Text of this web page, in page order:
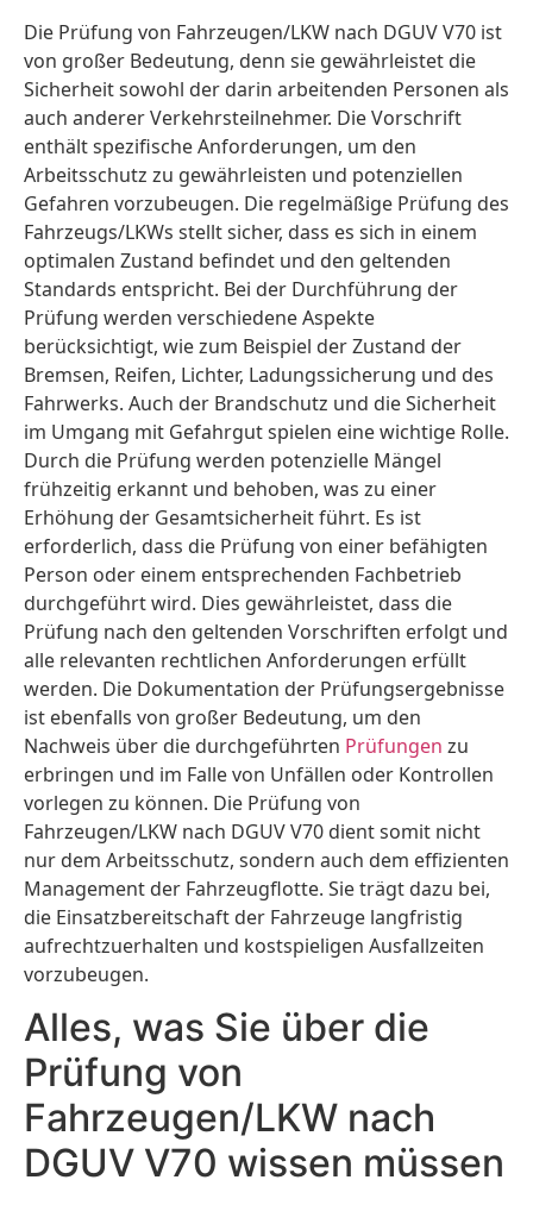
Die Prüfung von Fahrzeugen/LKW nach DGUV V70 ist
von großer Bedeutung, denn sie gewährleistet die
Sicherheit sowohl der darin arbeitenden Personen als
auch anderer Verkehrsteilnehmer. Die Vorschrift
enthält spezifische Anforderungen, um den
Arbeitsschutz zu gewährleisten und potenziellen
Gefahren vorzubeugen. Die regelmäßige Prüfung des
Fahrzeugs/LKWs stellt sicher, dass es sich in einem
optimalen Zustand befindet und den geltenden
Standards entspricht. Bei der Durchführung der
Prüfung werden verschiedene Aspekte
berücksichtigt, wie zum Beispiel der Zustand der
Bremsen, Reifen, Lichter, Ladungssicherung und des
Fahrwerks. Auch der Brandschutz und die Sicherheit
im Umgang mit Gefahrgut spielen eine wichtige Rolle.
Durch die Prüfung werden potenzielle Mängel
frühzeitig erkannt und behoben, was zu einer
Erhöhung der Gesamtsicherheit führt. Es ist
erforderlich, dass die Prüfung von einer befähigten
Person oder einem entsprechenden Fachbetrieb
durchgeführt wird. Dies gewährleistet, dass die
Prüfung nach den geltenden Vorschriften erfolgt und
alle relevanten rechtlichen Anforderungen erfüllt
werden. Die Dokumentation der Prüfungsergebnisse
ist ebenfalls von großer Bedeutung, um den
Nachweis über die durchgeführten Prüfungen zu
erbringen und im Falle von Unfällen oder Kontrollen
vorlegen zu können. Die Prüfung von
Fahrzeugen/LKW nach DGUV V70 dient somit nicht
nur dem Arbeitsschutz, sondern auch dem effizienten
Management der Fahrzeugflotte. Sie trägt dazu bei,
die Einsatzbereitschaft der Fahrzeuge langfristig
aufrechtzuerhalten und kostspieligen Ausfallzeiten
vorzubeugen.
Alles, was Sie über die
Prüfung von
Fahrzeugen/LKW nach
DGUV V70 wissen müssen